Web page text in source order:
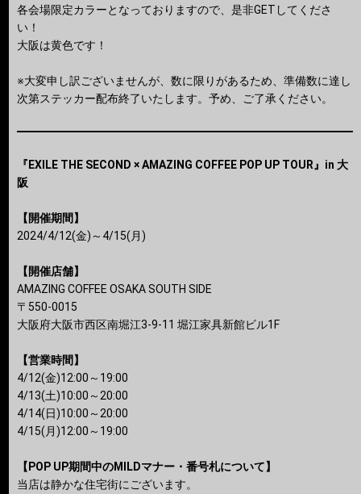
各会場限定カラーとなっておりますので、是非GETしてくださ
い！
大阪は黄色です！
※大変申し訳ございませんが、数に限りがあるため、準備数に達し
次第ステッカー配布終了いたします。予め、ご了承ください。
『EXILE THE SECOND × AMAZING COFFEE POP UP TOUR』in 大
阪
【開催期間】
2024/4/12(金)～4/15(月)
【開催店舗】
AMAZING COFFEE OSAKA SOUTH SIDE
〒550-0015
大阪府大阪市西区南堀江3-9-11 堀江家具新館ビル1F
【営業時間】
4/12(金)12:00～19:00
4/13(土)10:00～20:00
4/14(日)10:00～20:00
4/15(月)12:00～19:00
【POP UP期間中のMILDマナー・番号札について】
当店は静かな住宅街にございます。